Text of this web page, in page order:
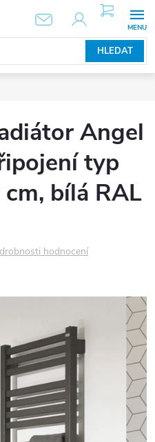
HLEDAT
NÁKUPNÍ
KOŠÍK
Angel
typ
bílá RAL
hodnocení